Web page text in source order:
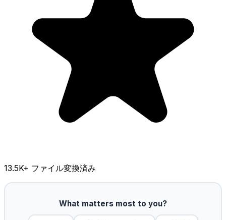
13.5K+ ファイル変換済み
What matters most to you?